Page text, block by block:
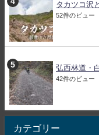
タカツコ沢
52件のビュー
弘西林道・
42件のビュー
カテゴリー